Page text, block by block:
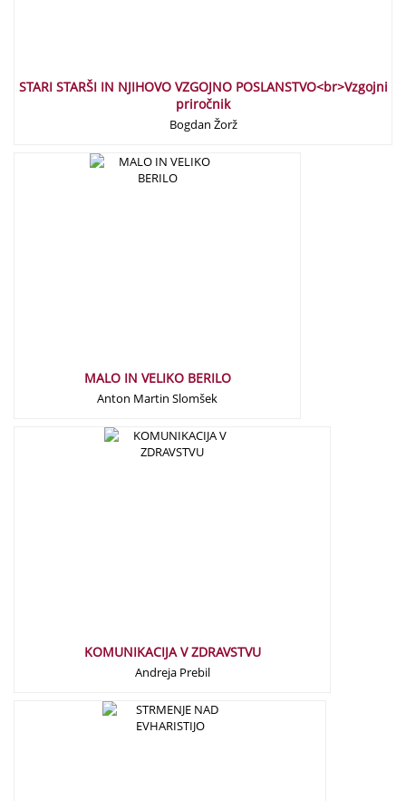
STARI STARŠI IN NJIHOVO VZGOJNO POSLANSTVO<br>Vzgojni
priročnik
Bogdan Žorž
MALO IN VELIKO BERILO
Anton Martin Slomšek
15,00 €
KOMUNIKACIJA V ZDRAVSTVU
Andreja Prebil
15,00 €
15,00 €